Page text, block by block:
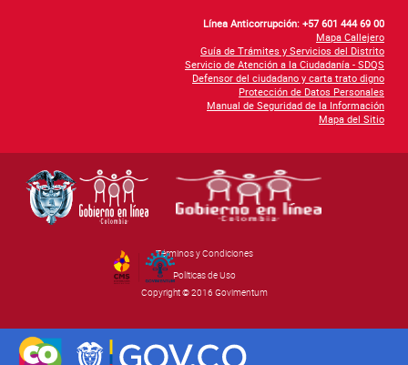
Línea Anticorrupción: +57 601 444 69 00
Mapa Callejero
Guía de Trámites y Servicios del Distrito
Servicio de Atención a la Ciudadanía - SDQS
Defensor del ciudadano y carta trato digno
Protección de Datos Personales
Manual de Seguridad de la Información
Mapa del Sitio
Términos y Condiciones
Políticas de Uso
Copyright © 2016 Govimentum
By Govimentum